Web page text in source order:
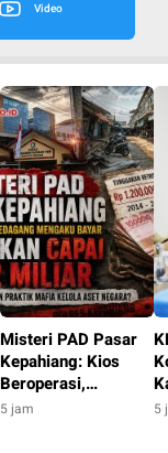
Video
Misteri PAD Pasar
Kepahiang: Kios
Beroperasi,
Pedagang Mengaku
5 jam 5